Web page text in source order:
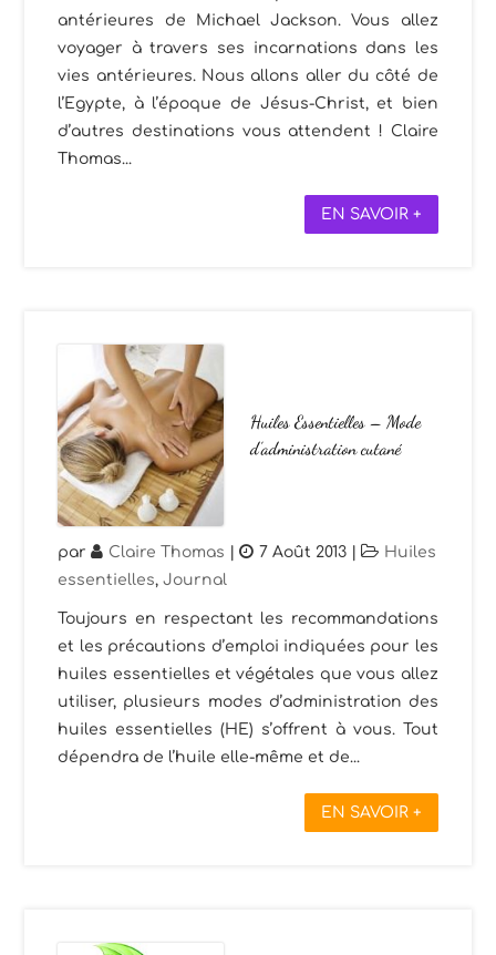
antérieures de Michael Jackson. Vous allez
voyager à travers ses incarnations dans les
vies antérieures. Nous allons aller du côté de
l’Egypte, à l’époque de Jésus-Christ, et bien
d’autres destinations vous attendent ! Claire
Thomas...
EN SAVOIR +
Huiles Essentielles – Mode
d’administration cutané
par Claire Thomas | 7 Août 2013 |
Huiles
essentielles,Journal
Toujours en respectant les recommandations
et les précautions d’emploi indiquées pour les
huiles essentielles et végétales que vous allez
utiliser, plusieurs modes d’administration des
huiles essentielles (HE) s’offrent à vous. Tout
dépendra de l’huile elle-même et de...
EN SAVOIR +